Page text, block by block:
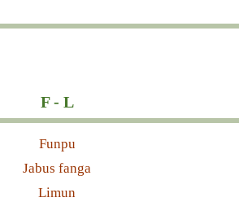
F - L
Funpu
Jabus fanga
Limun